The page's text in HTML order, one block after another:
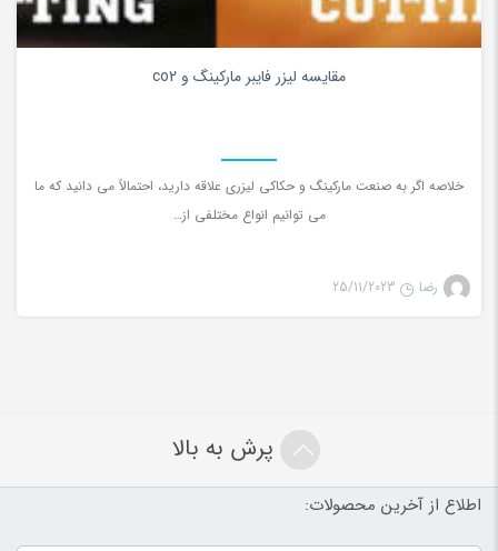
مقایسه لیزر فایبر مارکینگ و co2
خلاصه اگر به صنعت مارکینگ و حکاکی لیزری علاقه دارید، احتمالاً می دانید که ما
می توانیم انواع مختلفی از…
رضا 25/11/2023
پرش به بالا
اطلاع از آخرین محصولات: